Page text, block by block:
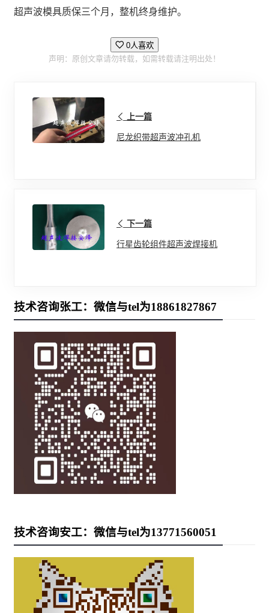
超声波模具质保三个月，整机终身维护。
0人喜欢
声明：原创文章请勿转载，如需转载请注明出处！
上一篇
尼龙织带超声波冲孔机
下一篇
行星齿轮组件超声波焊接机
技术咨询张工：微信与tel为18861827867
技术咨询安工：微信与tel为13771560051